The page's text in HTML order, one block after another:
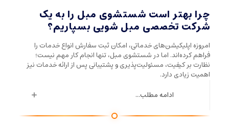
چرا بهتر است شستشوی مبل را به یک
شرکت تخصصی مبل شویی بسپاریم؟
امروزه اپلیکیشن‌های خدماتی، امکان ثبت سفارش انواع خدمات را
فراهم کرده‌اند. اما در شستشوی مبل، تنها انجام کار مهم نیست؛
نظارت بر کیفیت، مسئولیت‌پذیری و پشتیبانی پس از ارائه خدمات نیز
اهمیت زیادی دارد.
ادامه مطلب...